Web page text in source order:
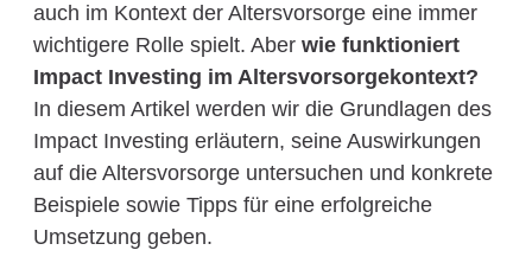
auch im Kontext der Altersvorsorge eine immer
wichtigere Rolle spielt. Aber wie funktioniert
Impact Investing im Altersvorsorgekontext?
In diesem Artikel werden wir die Grundlagen des
Impact Investing erläutern, seine Auswirkungen
auf die Altersvorsorge untersuchen und konkrete
Beispiele sowie Tipps für eine erfolgreiche
Umsetzung geben.